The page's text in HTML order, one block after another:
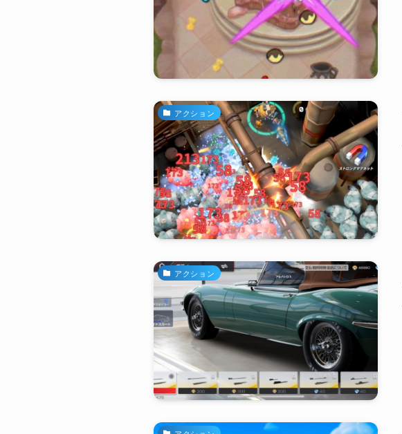
アクション
アクション